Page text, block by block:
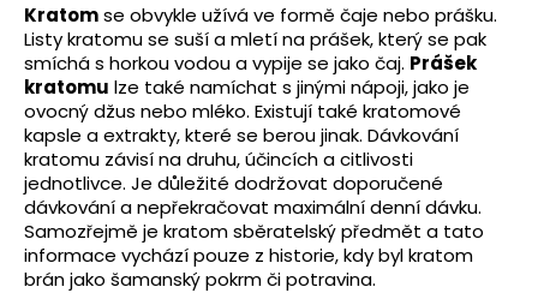
Kratomse obvykle užívá ve formě čaje nebo prášku.
Listy kratomu se suší a mletí na prášek, který se pak
smíchá s horkou vodou a vypije se jako čaj. Prášek
kratomu lze také namíchat s jinými nápoji, jako je
ovocný džus nebo mléko. Existují také kratomové
kapsle a extrakty, které se berou jinak. Dávkování
kratomu závisí na druhu, účincích a citlivosti
jednotlivce. Je důležité dodržovat doporučené
dávkování a nepřekračovat maximální denní dávku.
Samozřejmě je kratom sběratelský předmět a tato
informace vychází pouze z historie, kdy byl kratom
brán jako šamanský pokrm či potravina.